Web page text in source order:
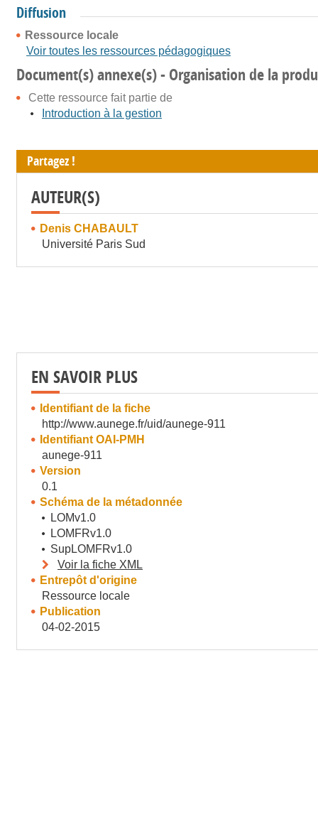
Diffusion
Ressource locale
Voir toutes les ressources pédagogiques
Document(s) annexe(s) - Organisation de la
Cette ressource fait partie de
Introduction à la gestion
Partagez !
AUTEUR(S)
Denis CHABAULT
Université Paris Sud
EN SAVOIR PLUS
Identifiant de la fiche
http://www.aunege.fr/uid/aunege-911
Identifiant OAI-PMH
aunege-911
Version
0.1
Schéma de la métadonnée
LOMv1.0
LOMFRv1.0
SupLOMFRv1.0
Voir la fiche XML
Entrepôt d'origine
Ressource locale
Publication
04-02-2015